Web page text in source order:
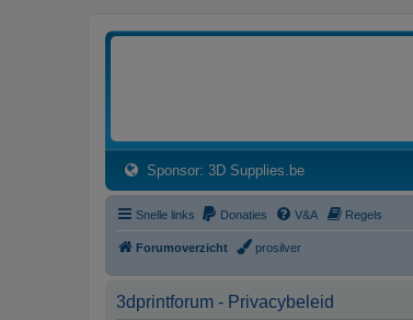
Sponsor: 3D Supplies.be(Opens a new tab)
Snelle links Donaties V&A Regels
Forumoverzicht prosilver
3dprintforum - Privacybeleid